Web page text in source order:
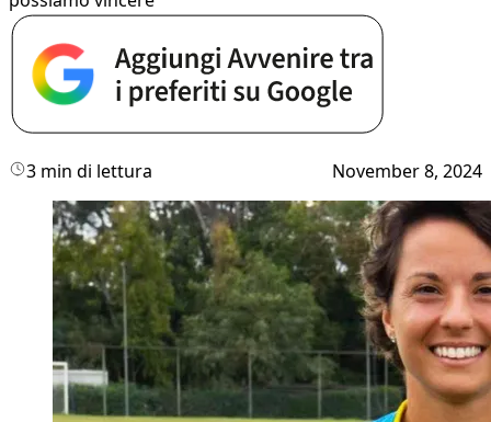
3 min di lettura November 8, 2024